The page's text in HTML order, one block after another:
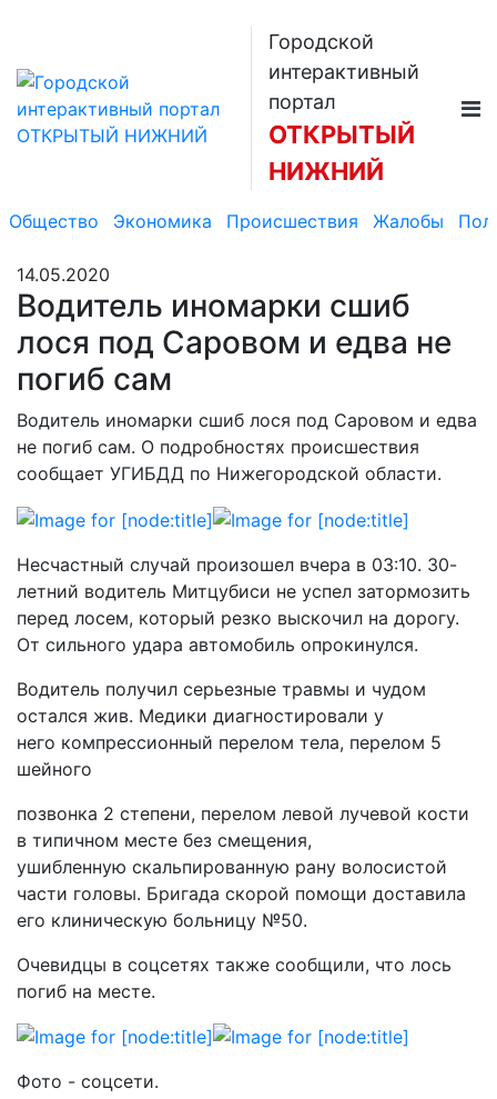
Городской
интерактивный
портал
ОТКРЫТЫЙ
НИЖНИЙ
Общество Экономика Происшествия Жалобы
14.05.2020
Водитель иномарки сшиб
лося под Саровом и едва не
погиб сам
Водитель иномарки сшиб лося под Саровом и едва
не погиб сам. О подробностях происшествия
сообщает УГИБДД по Нижегородской области.
Несчастный случай произошел вчера в 03:10. 30-
летний водитель Митцубиси не успел затормозить
перед лосем, который резко выскочил на дорогу.
От сильного удара автомобиль опрокинулся.
Водитель получил серьезные травмы и чудом
остался жив. Медики диагностировали у
него компрессионный перелом тела, перелом 5
шейного
позвонка 2 степени, перелом левой лучевой кости
в типичном месте без смещения,
ушибленную скальпированную рану волосистой
части головы. Бригада скорой помощи доставила
его клиническую больницу №50.
Очевидцы в соцсетях также сообщили, что лось
погиб на месте.
Фото - соцсети.